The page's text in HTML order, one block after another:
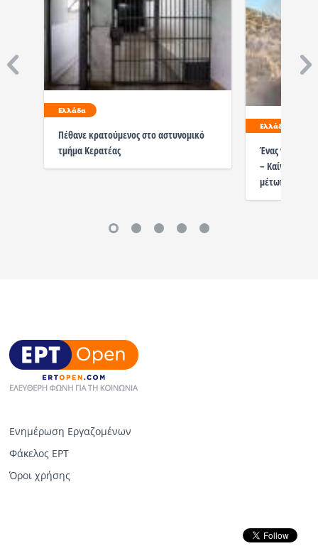
Ελλάδα
Πέθανε κρατούμενος στο αστυνομικό
τμήμα Κερατέας
Ελλάδα
Ένας νεκρός
– Καίγονται
μέτωπο –
Ενημέρωση Εργαζομένων
Φάκελος ΕΡΤ
Όροι χρήσης